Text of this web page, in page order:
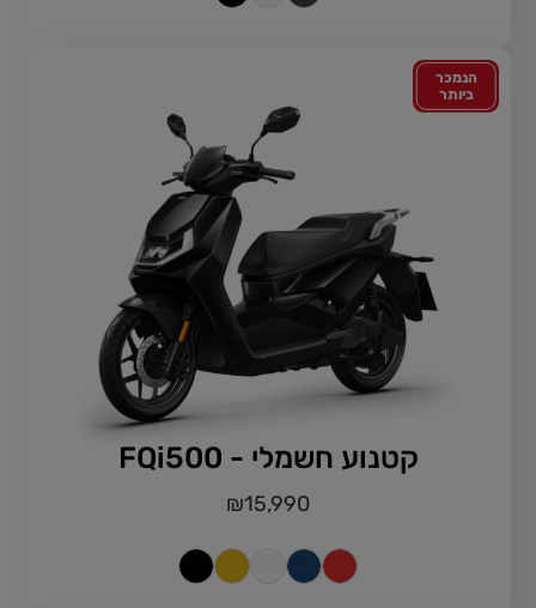
הנמכר
ביותר
קטנוע חשמלי - FQi500
₪15,990